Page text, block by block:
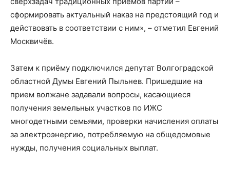
сформировать актуальный наказ на предстоящий год и
действовать в соответствии с ним», – отметил Евгений
Москвичёв.
Затем к приёму подключился депутат Волгоградской
областной Думы Евгений Пыльнев. Пришедшие на
прием волжане задавали вопросы, касающиеся
получения земельных участков по ИЖС
многодетными семьями, проверки начисления оплаты
за электроэнергию, потребляемую на общедомовые
нужды, получения социальных выплат.